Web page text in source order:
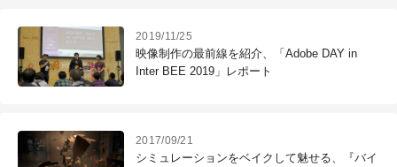
2019/11/25
映像制作の最前線を紹介、「Adobe DAY in
Inter BEE 2019」レポート
2017/09/21
シミュレーションをベイクして魅せる、『バイ